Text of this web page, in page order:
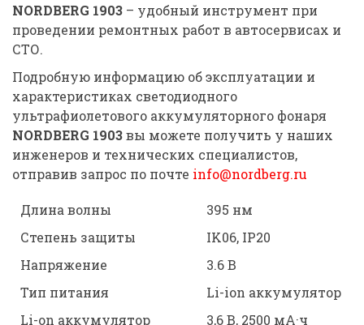
NORDBERG 1903 – удобный инструмент при
проведении ремонтных работ в автосервисах и
СТО.
Подробную информацию об эксплуатации и
характеристиках светодиодного
ультрафиолетового аккумуляторного фонаря
NORDBERG 1903вы можете получить у наших
инженеров и технических специалистов,
отправив запрос по почте info@nordberg.ru
Длина волны
395 нм
Степень защиты
IK06, IP20
Напряжение
3.6 В
Тип питания
Li-ion аккумулятор
Li-on аккумулятор
3,6 В, 2500 мА·ч